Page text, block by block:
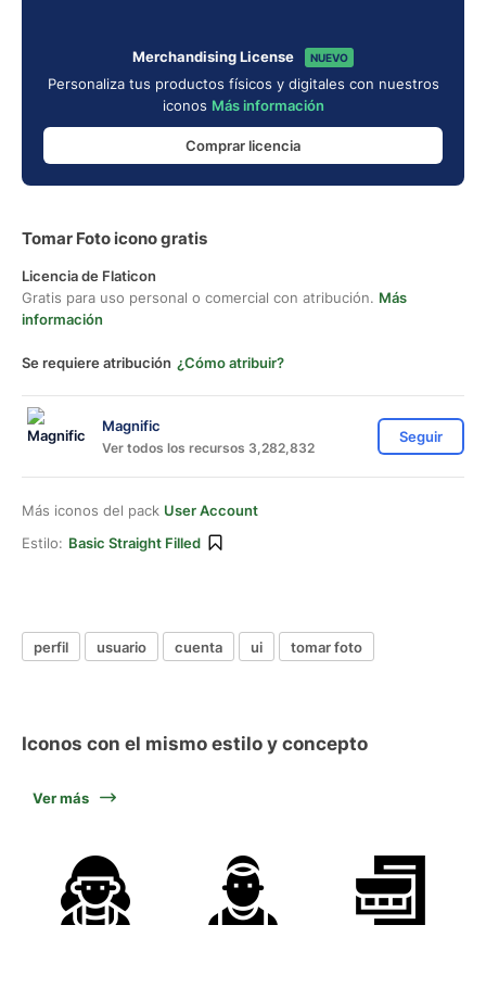
Merchandising License NUEVO
Personaliza tus productos físicos y digitales con nuestros
iconos Más información
Comprar licencia
Tomar Foto icono gratis
Licencia de Flaticon
Gratis para uso personal o comercial con atribución. Más
información
Se requiere atribución ¿Cómo atribuir?
Magnific
Ver todos los recursos 3,282,832
Seguir
Más iconos del pack User Account
Estilo: Basic Straight Filled
perfil usuario cuenta ui tomar foto
Iconos con el mismo estilo y concepto
Ver más